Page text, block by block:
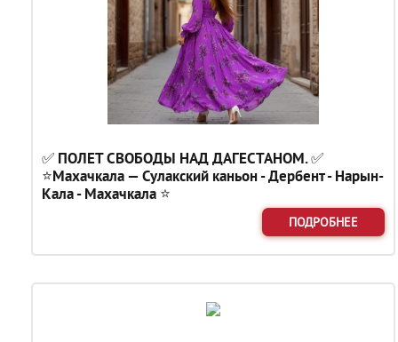
✅ ПОЛЕТ СВОБОДЫ НАД ДАГЕСТАНОМ. ✅
⭐Махачкала — Сулакский каньон - Дербент - Нарын-
Кала - Махачкала ⭐
ПОДРОБНЕЕ